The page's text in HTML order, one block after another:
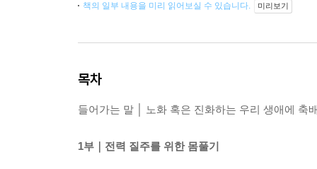
책의 일부 내용을 미리 읽어보실 수 있습니다. 미리보기
목차
들어가는 말 │ 노화 혹은 진화하는 우리 생애에 축
1부｜전력 질주를 위한 몸풀기